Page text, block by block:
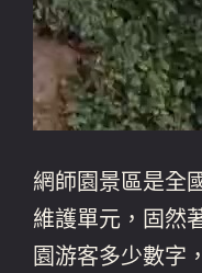
網師園景區是全
維護單元，固然
園游客多少數字